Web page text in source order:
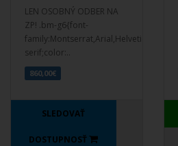
LEN OSOBNÝ ODBER NA
ZP! .bm-g6{font-
family:Montserrat,Arial,Helvetica,sans-
serif;color:..
860,00€
SLEDOVAŤ
DOSTUPNOSŤ